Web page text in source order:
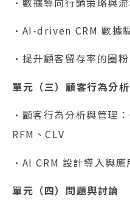
•AI-driven CRM 數據
•提升顧客留存率的圈
單元（三）顧客行為分
•顧客行為分析與管理
RFM、CLV
•AI CRM 設計導入與應
單元（四）問題與討論